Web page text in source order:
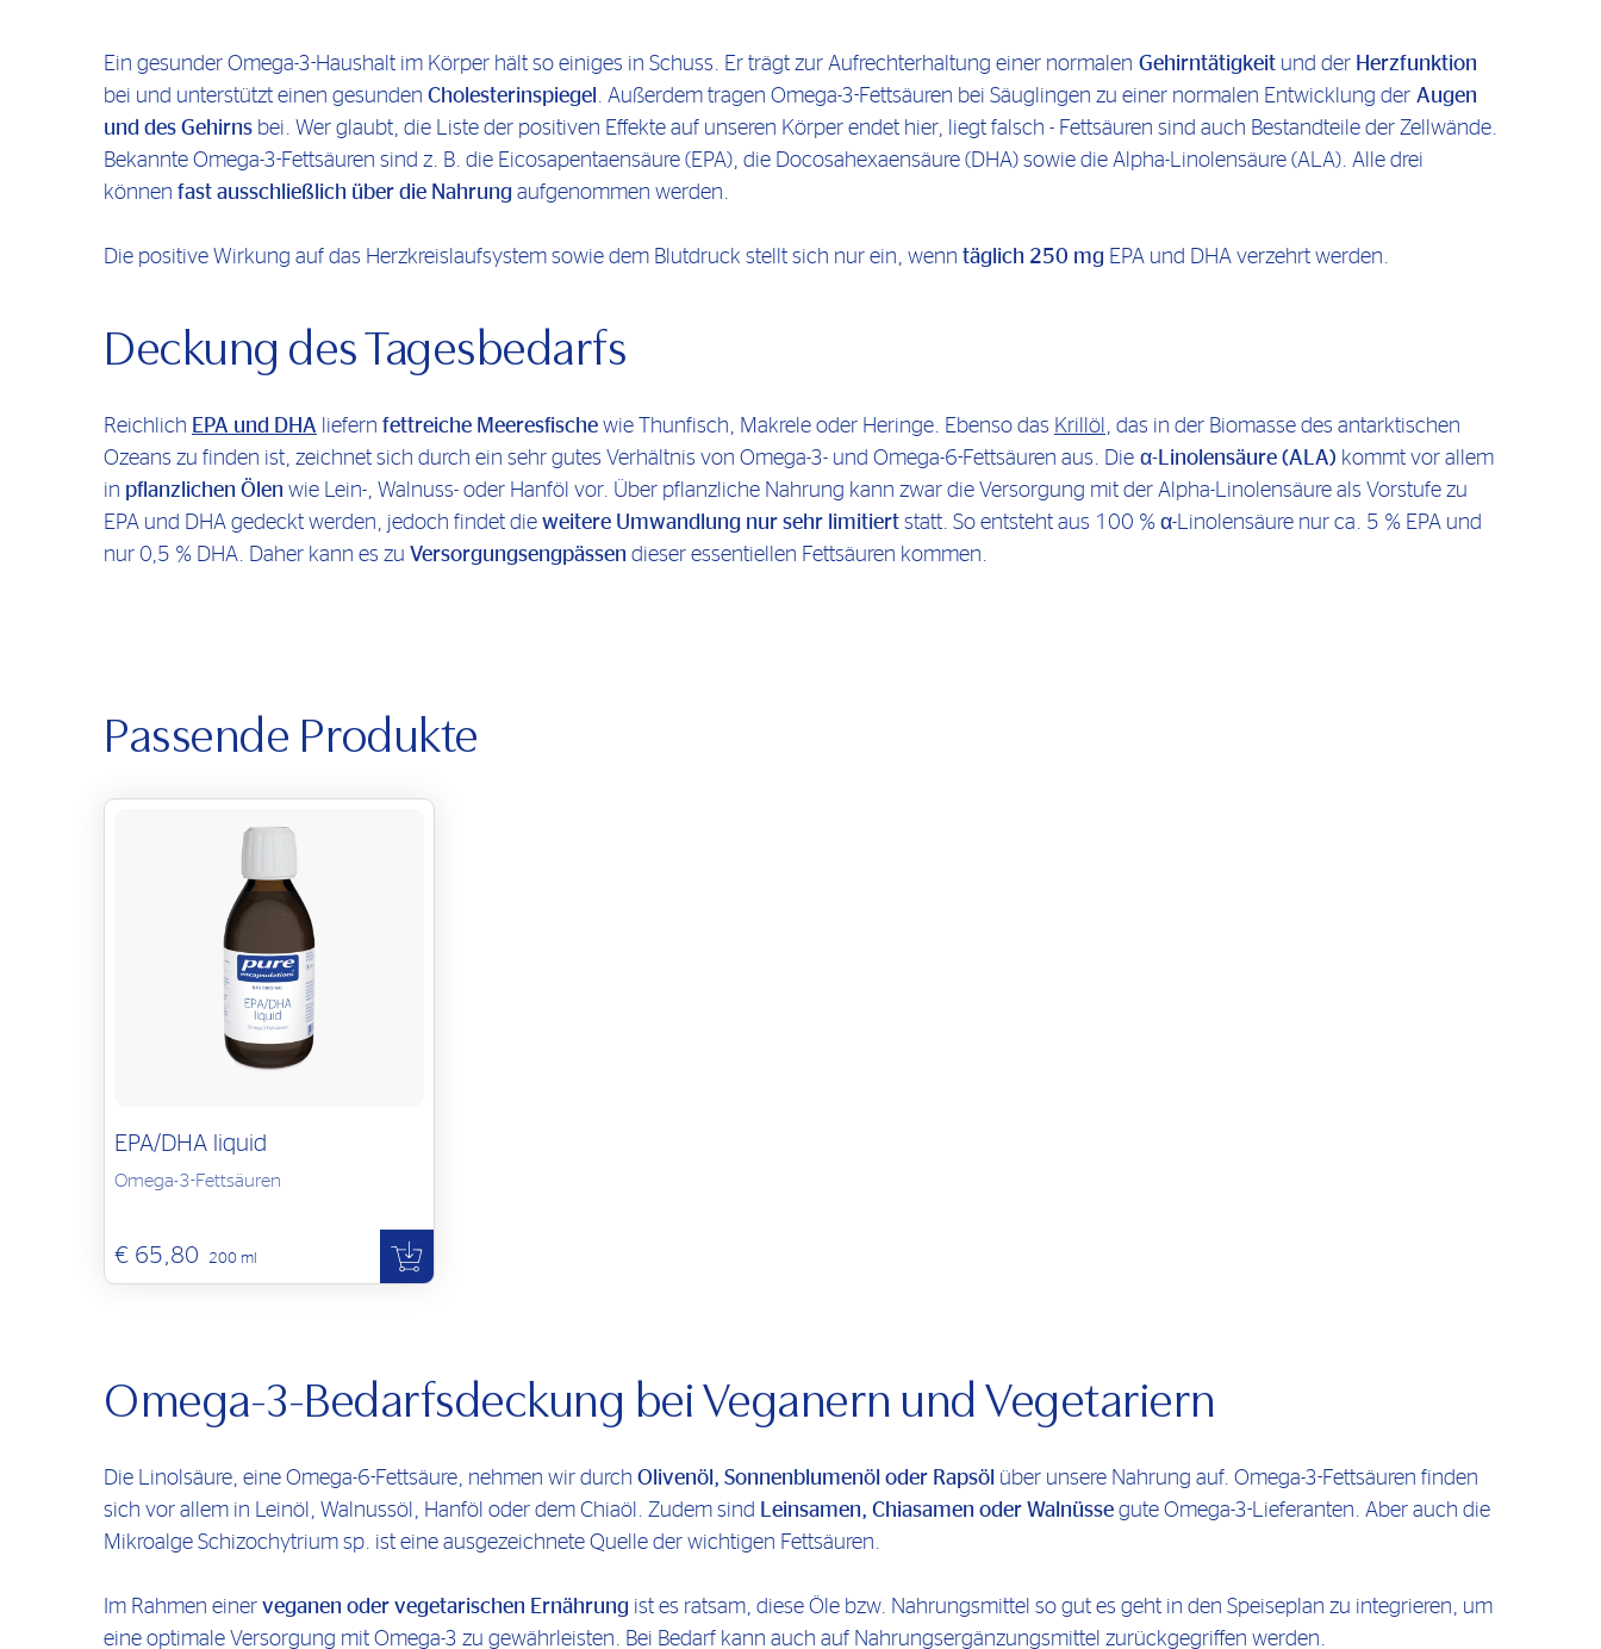
Ein gesunder Omega-3-Haushalt im Körper hält so einiges in Schuss. Er trägt zur Aufrechterhaltung einer normalen Gehirntätigkeit und der Herzfunktion
bei und unterstützt einen gesunden Cholesterinspiegel . Außerdem tragen Omega-3-Fettsäuren bei Säuglingen zu einer normalen Entwicklung der Augen
und des Gehirns bei. Wer glaubt, die Liste der positiven Effekte auf unseren Körper endet hier, liegt falsch - Fettsäuren sind auch Bestandteile der Zellwände.
Bekannte Omega-3-Fettsäuren sind z. B. die Eicosapentaensäure (EPA), die Docosahexaensäure (DHA) sowie die Alpha-Linolensäure (ALA). Alle drei
können fast ausschließlich über die Nahrung aufgenommen werden.
Die positive Wirkung auf das Herzkreislaufsystem sowie dem Blutdruck stellt sich nur ein, wenn täglich 250 mg EPA und DHA verzehrt werden.
Deckung des Tagesbedarfs
Reichlich EPA und DHA liefern fettreiche Meeresfische wie Thunfisch, Makrele oder Heringe. Ebenso das Krillöl , das in der Biomasse des antarktischen
Ozeans zu finden ist, zeichnet sich durch ein sehr gutes Verhältnis von Omega-3- und Omega-6-Fettsäuren aus. Die α-Linolensäure (ALA) kommt vor allem
in pflanzlichen Ölen wie Lein-, Walnuss- oder Hanföl vor. Über pflanzliche Nahrung kann zwar die Versorgung mit der Alpha-Linolensäure als Vorstufe zu
EPA und DHA gedeckt werden, jedoch findet die weitere Umwandlung nur sehr limitiert statt. So entsteht aus 100 % α-Linolensäure nur ca. 5 % EPA und
nur 0,5 % DHA. Daher kann es zu Versorgungsengpässen dieser essentiellen Fettsäuren kommen.
Passende Produkte
EPA/DHA liquid
Omega-3-Fettsäuren
€ 65,80 200 ml
Omega-3-Bedarfsdeckung bei Veganern und Vegetariern
Die Linolsäure, eine Omega-6-Fettsäure, nehmen wir durch Olivenöl, Sonnenblumenöl oder Rapsöl über unsere Nahrung auf. Omega-3-Fettsäuren finden
sich vor allem in Leinöl, Walnussöl, Hanföl oder dem Chiaöl. Zudem sind Leinsamen, Chiasamen oder Walnüsse gute Omega-3-Lieferanten. Aber auch die
Mikroalge Schizochytrium sp. ist eine ausgezeichnete Quelle der wichtigen Fettsäuren.
Im Rahmen einer veganen oder vegetarischen Ernährung ist es ratsam, diese Öle bzw. Nahrungsmittel so gut es geht in den Speiseplan zu integrieren, um
eine optimale Versorgung mit Omega-3 zu gewährleisten. Bei Bedarf kann auch auf Nahrungsergänzungsmittel zurückgegriffen werden.